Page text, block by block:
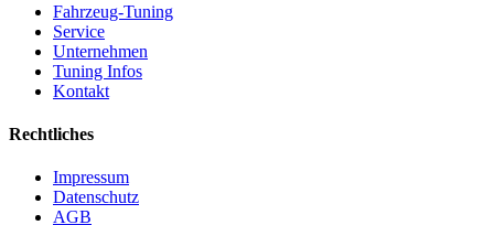
Fahrzeug-Tuning
Service
Unternehmen
Tuning Infos
Kontakt
Rechtliches
Impressum
Datenschutz
AGB